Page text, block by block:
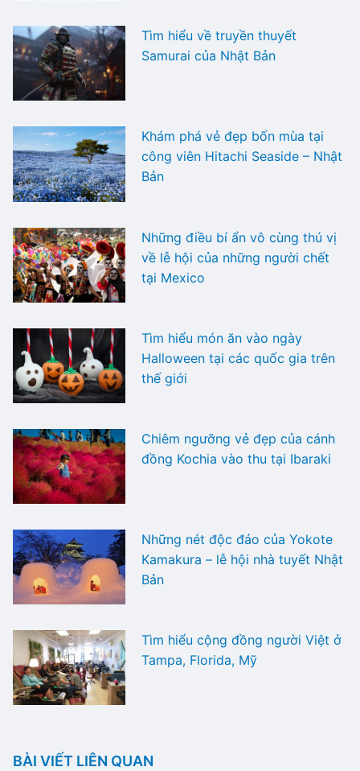
Tìm hiểu về truyền thuyết
Samurai của Nhật Bản
Khám phá vẻ đẹp bốn mùa tại
công viên Hitachi Seaside – Nhật
Bản
Những điều bí ẩn vô cùng thú vị
về lễ hội của những người chết
tại Mexico
Tìm hiểu món ăn vào ngày
Halloween tại các quốc gia trên
thế giới
Chiêm ngưỡng vẻ đẹp của cánh
đồng Kochia vào thu tại Ibaraki
Những nét độc đáo của Yokote
Kamakura – lễ hội nhà tuyết Nhật
Bản
Tìm hiểu cộng đồng người Việt ở
Tampa, Florida, Mỹ
BÀI VIẾT LIÊN QUAN